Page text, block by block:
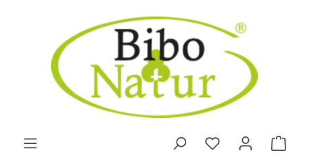
Zum Hauptinhalt springen